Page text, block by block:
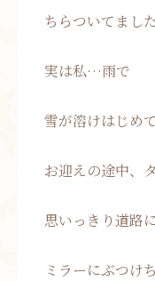
ちらついてま
実は私…雨で
雪が溶けはじめ
お迎えの途中、
思いっきり道路
ミラーにぶつけ